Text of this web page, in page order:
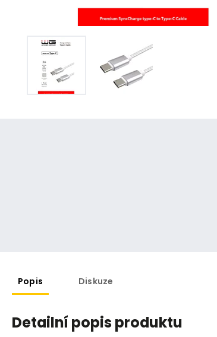
Popis Diskuze
Detailní popis produktu